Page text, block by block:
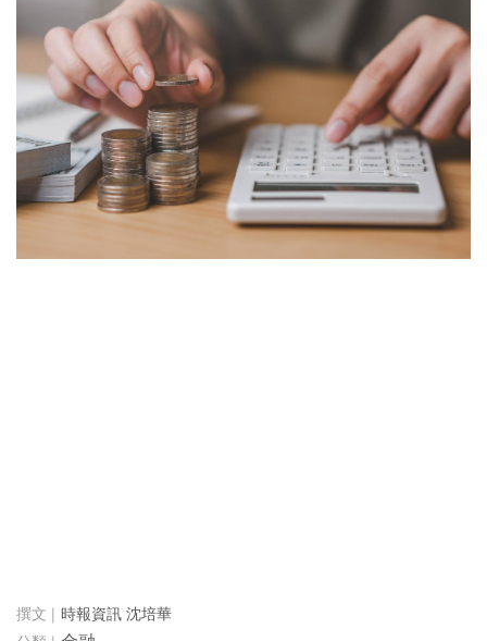
時報資訊 沈培華